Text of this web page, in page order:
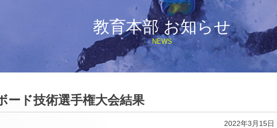
教育本部 お知らせ
NEWS
ード技術選手権大会結果
2022年3月15日